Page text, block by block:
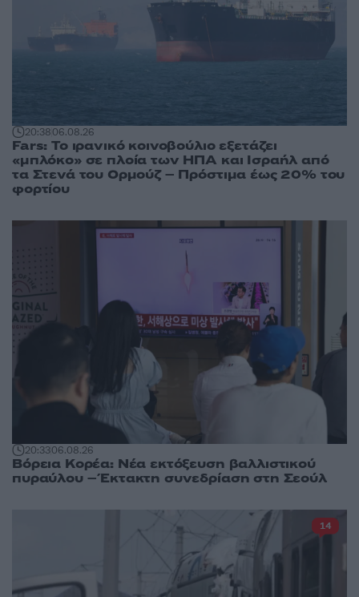
20:3806.08.26
Fars: Το ιρανικό κοινοβούλιο εξετάζει
«μπλόκο» σε πλοία των ΗΠΑ και Ισραήλ από
τα Στενά του Ορμούζ – Πρόστιμα έως 20% του
φορτίου
20:3306.08.26
Βόρεια Κορέα: Νέα εκτόξευση βαλλιστικού
πυραύλου – Έκτακτη συνεδρίαση στη Σεούλ
14